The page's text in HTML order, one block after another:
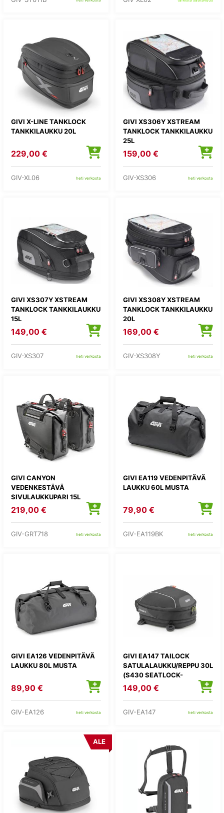
GIVI X-LINE TANKLOCK
TANKKILAUKKU 20L
229,00 €
GIV-XL06 heti verkosta
GIVI XS306Y XSTREAM
TANKLOCK TANKKILAUKKU
25L
159,00 €
GIV-XS306 heti verkosta
GIVI XS307Y XSTREAM
TANKLOCK TANKKILAUKKU
15L
149,00 €
GIV-XS307 heti verkosta
GIVI XS308Y XSTREAM
TANKLOCK TANKKILAUKKU
20L
169,00 €
GIV-XS308Y heti verkosta
GIVI CANYON
VEDENKESTÄVÄ
SIVULAUKKUPARI 15L
219,00 €
GIV-GRT718 heti verkosta
GIVI EA119 VEDENPITÄVÄ
LAUKKU 60L MUSTA
79,90 €
GIV-EA119BK heti verkosta
GIVI EA126 VEDENPITÄVÄ
LAUKKU 80L MUSTA
89,90 €
GIV-EA126 heti verkosta
GIVI EA147 TAILOCK
SATULALAUKKU/REPPU 30L
(S430 SEATLOCK-
TELINEESEEN)
149,00 €
GIV-EA147 heti verkosta
ALE